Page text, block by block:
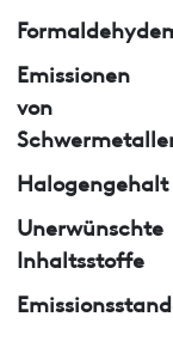
Emissionen
von
Halogengehalt
Unerwünschte
Inhaltsstoffe